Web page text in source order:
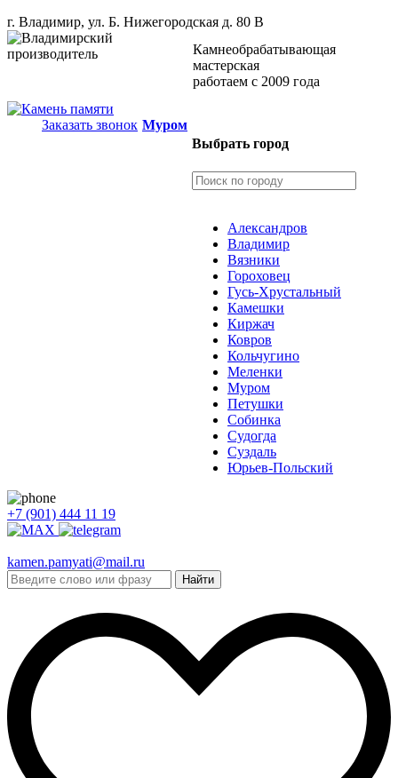
г. Владимир, ул. Б. Нижегородская д. 80 В
Камнеобрабатывающая
мастерская
работаем с 2009 года
Заказать звонок Муром
Выбрать город
Александров
Владимир
Вязники
Гороховец
Гусь-Хрустальный
Камешки
Киржач
Ковров
Кольчугино
Меленки
Муром
Петушки
Собинка
Судогда
Суздаль
Юрьев-Польский
+7 (901) 444 11 19
kamen.pamyati@mail.ru